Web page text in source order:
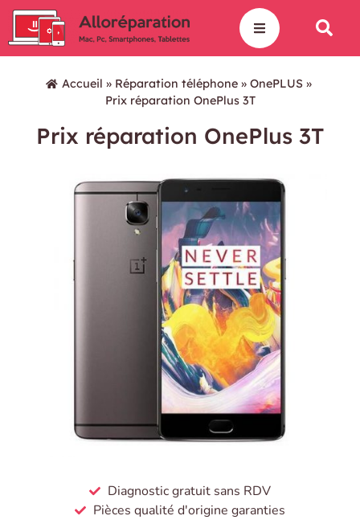
Accueil » Réparation téléphone» OnePLUS»
Prix réparation OnePlus 3T
Prix réparation OnePlus 3T
Diagnostic gratuit sans RDV
Pièces qualité d'origine garanties